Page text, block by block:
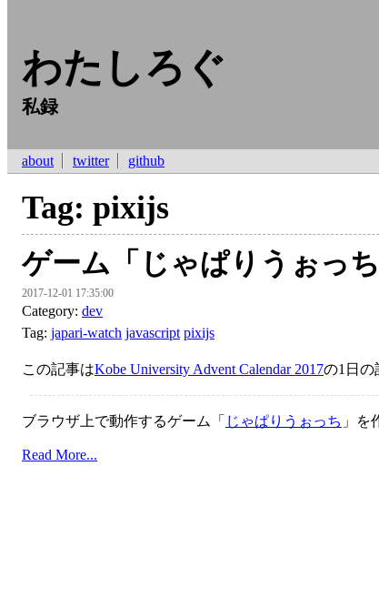
わたしろぐ
私録
about twitter github
Tag: pixijs
ゲーム「じゃぱりうぉっ
2017-12-01 17:35:00
Category: dev
Tag: japari-watch javascript pixijs
この記事はKobe University Advent Calendar 2017の1日の
ブラウザ上で動作するゲーム「 じゃぱりうぉっち 」を
Read More...